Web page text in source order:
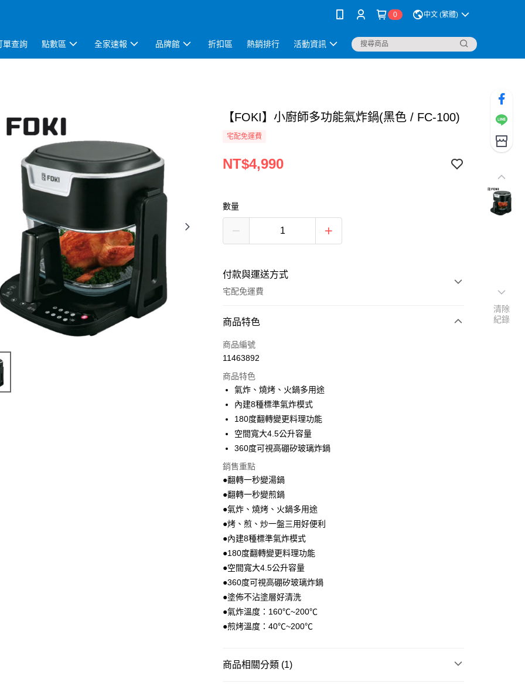
0 中文 (繁體)
單查詢 點數區 全家速報 品牌館 折扣區 熱銷排行 活動資訊
【FOKI】小廚師多功能氣炸鍋(黑色 / FC-100)
宅配免運費
NT$4,990
數量
付款與運送方式
宅配免運費
付款方式
全家線上支付
運送方式
本島宅配-活動商品
免運費
離島宅配-常溫商品
商品特色
商品編號
11463892
商品特色
氣炸、燒烤、火鍋多用途
內建8種標準氣炸模式
180度翻轉變更料理功能
空間寬大4.5公升容量
360度可視高硼矽玻璃炸鍋
銷售重點
●翻轉一秒變湯鍋
●翻轉一秒變煎鍋
●氣炸、燒烤、火鍋多用途
●烤、煎、炒一盤三用好便利
●內建8種標準氣炸模式
●180度翻轉變更料理功能
●空間寬大4.5公升容量
●360度可視高硼矽玻璃炸鍋
●塗佈不沾塗層好清洗
●氣炸溫度：160℃~200℃
●煎烤溫度：40℃~200℃
商品相關分類 (1)
清除
紀錄